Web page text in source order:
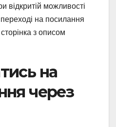
відкритій можливості
на посилання
з описом
на
через